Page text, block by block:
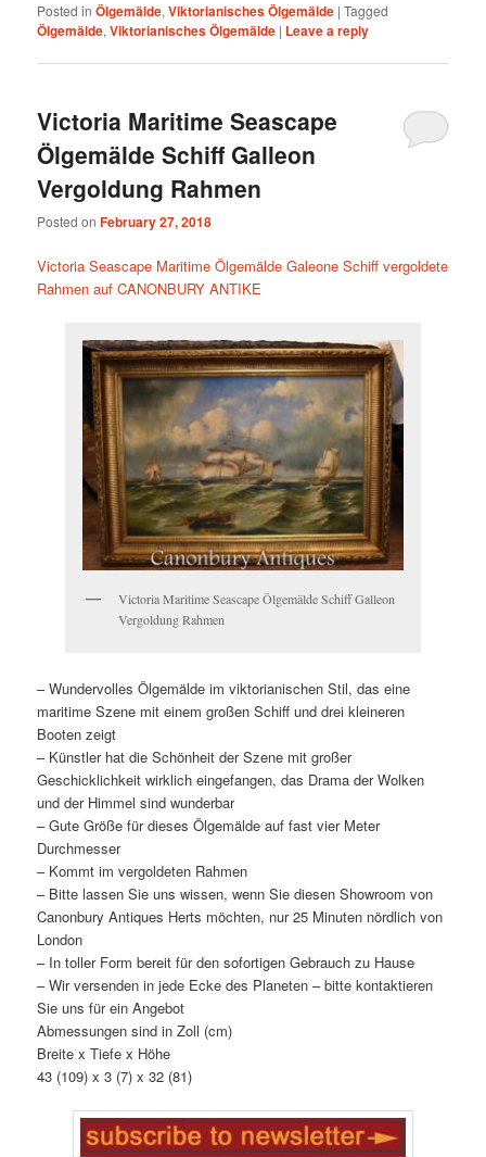
Posted in Ölgemälde,Viktorianisches Ölgemälde |Tagged
Ölgemälde,Viktorianisches Ölgemälde | Leave a reply
Victoria Maritime Seascape
Ölgemälde Schiff Galleon
Vergoldung Rahmen
Posted onFebruary 27, 2018
Victoria Seascape Maritime Ölgemälde Galeone Schiff vergoldete
Rahmen auf CANONBURY ANTIKE
Victoria Maritime Seascape Ölgemälde Schiff Galleon
Vergoldung Rahmen
– Wundervolles Ölgemälde im viktorianischen Stil, das eine
maritime Szene mit einem großen Schiff und drei kleineren
Booten zeigt
– Künstler hat die Schönheit der Szene mit großer
Geschicklichkeit wirklich eingefangen, das Drama der Wolken
und der Himmel sind wunderbar
– Gute Größe für dieses Ölgemälde auf fast vier Meter
Durchmesser
– Kommt im vergoldeten Rahmen
– Bitte lassen Sie uns wissen, wenn Sie diesen Showroom von
Canonbury Antiques Herts möchten, nur 25 Minuten nördlich von
London
– In toller Form bereit für den sofortigen Gebrauch zu Hause
– Wir versenden in jede Ecke des Planeten – bitte kontaktieren
Sie uns für ein Angebot
Abmessungen sind in Zoll (cm)
Breite x Tiefe x Höhe
43 (109) x 3 (7) x 32 (81)